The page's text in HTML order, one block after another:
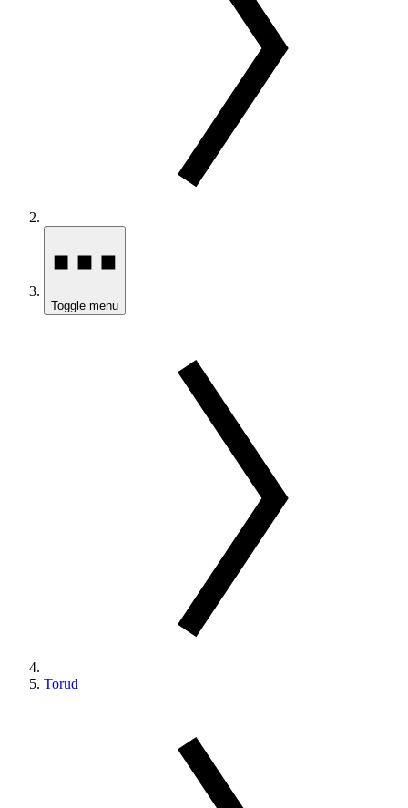
Toggle menu
Torud